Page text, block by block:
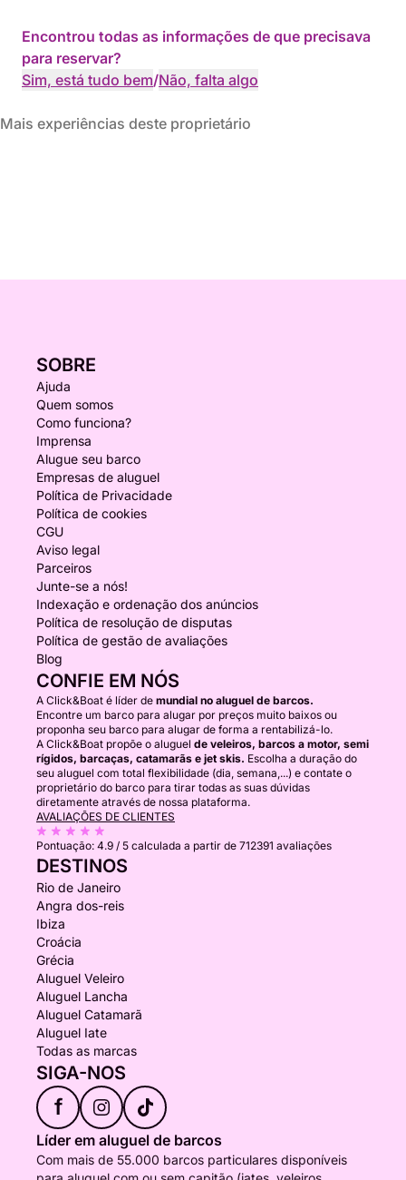
Encontrou todas as informações de que precisava
para reservar?
Sim, está tudo bem/Não, falta algo
Mais experiências deste proprietário
SOBRE
Ajuda
Quem somos
Como funciona?
Imprensa
Alugue seu barco
Empresas de aluguel
Política de Privacidade
Política de cookies
CGU
Aviso legal
Parceiros
Junte-se a nós!
Indexação e ordenação dos anúncios
Política de resolução de disputas
Política de gestão de avaliações
Blog
CONFIE EM NÓS
A Click&Boat é líder de mundial no aluguel de barcos.
Encontre um barco para alugar por preços muito baixos ou
proponha seu barco para alugar de forma a rentabilizá-lo.
A Click&Boat propõe o aluguel de veleiros, barcos a motor, semi
rígidos, barcaças, catamarãs e jet skis. Escolha a duração do
seu aluguel com total flexibilidade (dia, semana,...) e contate o
proprietário do barco para tirar todas as suas dúvidas
diretamente através de nossa plataforma.
AVALIAÇÕES DE CLIENTES
Pontuação: 4.9 / 5 calculada a partir de 712391 avaliações
DESTINOS
Rio de Janeiro
Angra dos-reis
Ibiza
Croácia
Grécia
Aluguel Veleiro
Aluguel Lancha
Aluguel Catamarã
Aluguel Iate
Todas as marcas
SIGA-NOS
f
Líder em aluguel de barcos
Com mais de 55.000 barcos particulares disponíveis